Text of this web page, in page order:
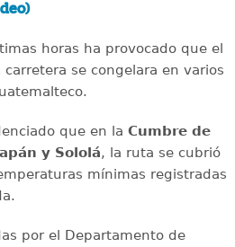
horas ha provocado que el
se congelara en varios
que en la Cumbre de
y Sololá, la ruta se cubrió
mínimas registradas
por el Departamento de